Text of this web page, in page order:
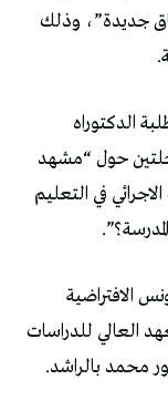
جديدة”، وذلك
الدكتوراه
حول “مشهد
في التعليم
الافتراضية
العالي للدراسات
محمد بالراشد.